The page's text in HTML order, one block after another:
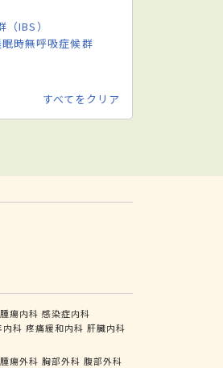
IBS）
眠時無呼吸症候群
すべてをクリア
腫瘍内科 感染症内科
内科 疼痛緩和内科 肝臓内科
腫瘍外科 胸部外科 腹部外科